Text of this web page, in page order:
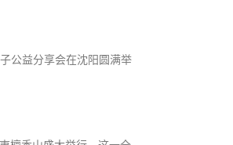
公益分享会在沈阳圆满举